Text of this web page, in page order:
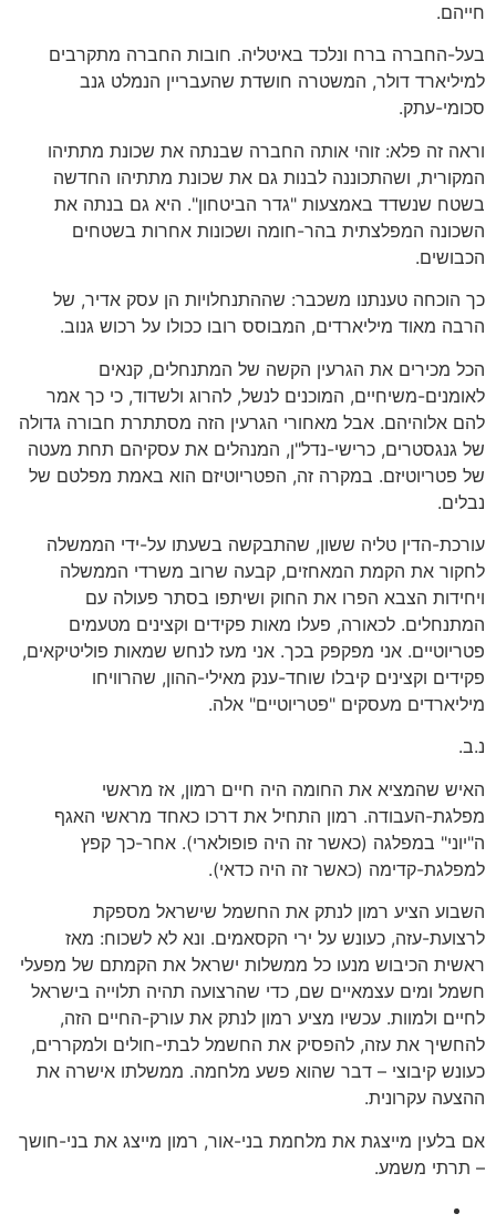
חייהם.
בעל-החברה ברח ונלכד באיטליה. חובות החברה מתקרבים
למיליארד דולר, המשטרה חושדת שהעבריין הנמלט גנב
סכומי-עתק.
וראה זה פלא: זוהי אותה החברה שבנתה את שכונת מתתיהו
המקורית, ושהתכוננה לבנות גם את שכונת מתתיהו החדשה
בשטח שנשדד באמצעות "גדר הביטחון". היא גם בנתה את
השכונה המפלצתית בהר-חומה ושכונות אחרות בשטחים
הכבושים.
כך הוכחה טענתנו משכבר: שההתנחלויות הן עסק אדיר, של
הרבה מאוד מיליארדים, המבוסס רובו ככולו על רכוש גנוב.
הכל מכירים את הגרעין הקשה של המתנחלים, קנאים
לאומנים-משיחיים, המוכנים לנשל, להרוג ולשדוד, כי כך אמר
להם אלוהיהם. אבל מאחורי הגרעין הזה מסתתרת חבורה גדולה
של גנגסטרים, כרישי-נדל"ן, המנהלים את עסקיהם תחת מעטה
של פטריוטיזם. במקרה זה, הפטריוטיזם הוא באמת מפלטם של
נבלים.
עורכת-הדין טליה ששון, שהתבקשה בשעתו על-ידי הממשלה
לחקור את הקמת המאחזים, קבעה שרוב משרדי הממשלה
ויחידות הצבא הפרו את החוק ושיתפו בסתר פעולה עם
המתנחלים. לכאורה, פעלו מאות פקידים וקצינים מטעמים
פטריוטיים. אני מפקפק בכך. אני מעז לנחש שמאות פוליטיקאים,
פקידים וקצינים קיבלו שוחד-ענק מאילי-ההון, שהרוויחו
מיליארדים מעסקים "פטריוטיים" אלה.
נ.ב.
האיש שהמציא את החומה היה חיים רמון, אז מראשי
מפלגת-העבודה. רמון התחיל את דרכו כאחד מראשי האגף
ה"יוני" במפלגה (כאשר זה היה פופולארי). אחר-כך קפץ
למפלגת-קדימה (כאשר זה היה כדאי).
השבוע הציע רמון לנתק את החשמל שישראל מספקת
לרצועת-עזה, כעונש על ירי הקסאמים. ונא לא לשכוח: מאז
ראשית הכיבוש מנעו כל ממשלות ישראל את הקמתם של מפעלי
חשמל ומים עצמאיים שם, כדי שהרצועה תהיה תלוייה בישראל
לחיים ולמוות. עכשיו מציע רמון לנתק את עורק-החיים הזה,
להחשיך את עזה, להפסיק את החשמל לבתי-חולים ולמקררים,
כעונש קיבוצי – דבר שהוא פשע מלחמה. ממשלתו אישרה את
ההצעה עקרונית.
אם בלעין מייצגת את מלחמת בני-אור, רמון מייצג את בני-חושך
– תרתי משמע.